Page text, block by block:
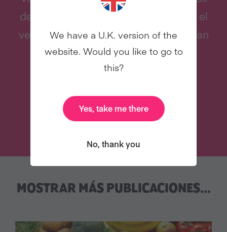
de todo el mundo para que prueben el
veganismo en enero y más allá. Ya han
participado millones de personas.
¿Te unirás a ellos?
MOSTRAR MÁS PUBLICACIONES...
We have a U.K. version of the
website. Would you like to go to
this?
Yes, take me there
No, thank you